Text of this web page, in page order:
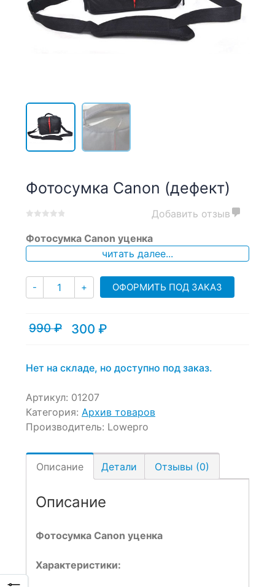
Фотосумка Canon (дефект)
out
of
based
Добавить отзыв
Фотосумка Canon уценка
читать далее...
- Количество
+ ОФОРМИТЬ ПОД ЗАКАЗ
990₽
Первоначальная
990 ₽.
300 ₽
Текущая
Нет на складе, но доступно под заказ.
Артикул: 01207
Категория: Архив товаров
Производитель: Lowepro
Описание Детали Отзывы (0)
Описание
Фотосумка Canon уценка
Характеристики: